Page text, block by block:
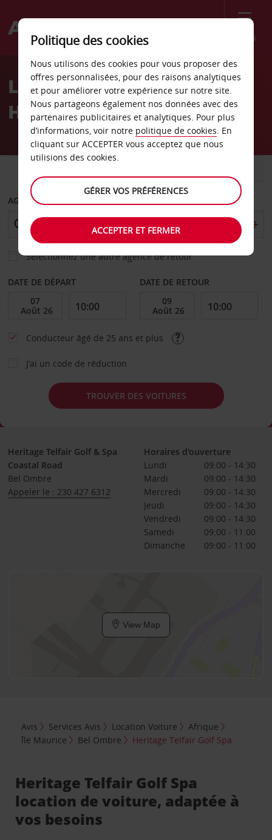
Menu
Welcome
AvisLocation de voiture
Heritage Telfair Golf Spa
AGENCE DE DÉPART
Sélectionnez une autre agence de retour
DATE DE DÉPART DATE DE RETOUR
Conducteur âgé de 25 ans et plus
J’ai un code de réduction
TROUVER DES VOITURES
Heritage Telfair Golf & Spa
Coastal Road
Bel Ombre
Appeler le : 230 427 6312
Horaires d'ouverture
Lundi
09:00 - 14:30
Mardi
09:00 - 14:30
Mercredi
09:00 - 14:30
Jeudi
09:00 - 14:30
Vendredi
09:00 - 14:30
Samedi
09:00 - 11:00
Dimanche
09:00 - 11:00
View Map
Avis Services Avis Location Voiture
Afrique
Île Maurice
Bel Ombre Heritage Telfair Golf Spa
Heritage Telfair Golf Spa
location de voiture, adaptée à
vos besoins
Politique des cookies
Nous utilisons des cookies pour vous proposer des
offres personnalisées, pour des raisons analytiques
et pour améliorer votre expérience sur notre site.
Nous partageons également nos données avec des
partenaires publicitaires et analytiques. Pour plus
d’informations, voir notre politique de cookies. En
cliquant sur ACCEPTER vous acceptez que nous
utilisions des cookies.
GÉRER VOS PRÉFÉRENCES
ACCEPTER ET FERMER